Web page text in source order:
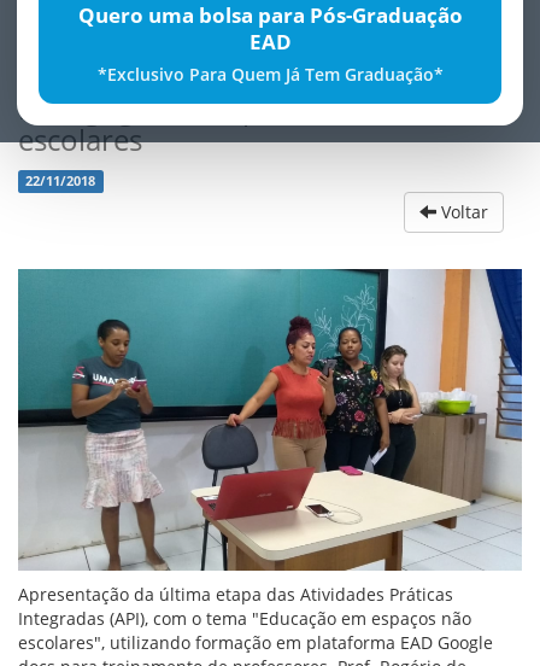
Quero uma bolsa para Pós-Graduação
EAD
*Exclusivo Para Quem Já Tem Graduação*
Pedagogia em EspaÃ§os nÃ£o
escolares
22/11/2018
Voltar
Apresentação da última etapa das Atividades Práticas
Integradas (API), com o tema "Educação em espaços não
escolares", utilizando formação em plataforma EAD Google